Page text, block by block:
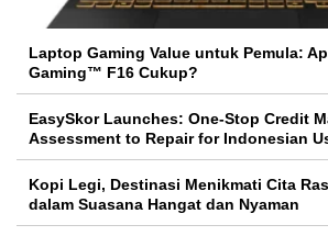
Laptop Gaming Value untuk Pemula:
Gaming™ F16 Cukup?
EasySkor Launches: One-Stop Credit
Assessment to Repair for Indonesian
Kopi Legi, Destinasi Menikmati Cita
dalam Suasana Hangat dan Nyaman